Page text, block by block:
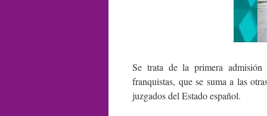
Se trata de la primera
franquistas, que se suma a las
juzgados del Estado español.